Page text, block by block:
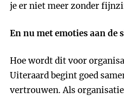
je er niet meer zonder
En nu met emoties aan de
Hoe wordt dit voor
Uiteraard begint goed
vertrouwen. Als